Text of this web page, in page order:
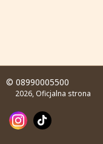
© 08990005500
2026, Oficjalna strona